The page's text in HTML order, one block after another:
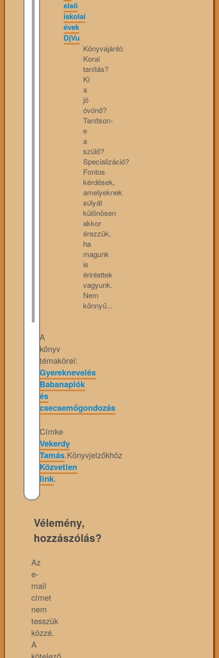
első
iskolai
évek
DjVu
Könyvajánló:
Korai
tanítás?
Ki
a
jó
óvónő?
Tanítson-
e
a
szülő?
Specializáció?
Fontos
kérdések,
amelyeknek
súlyát
különösen
akkor
érezzük,
ha
magunk
is
érintettek
vagyunk.
Nem
könnyű...
A
könyv
témakörei:
Gyereknevelés
Babanaplók
és
csecsemőgondozás
Címke
Vekerdy
Tamás.Könyvjelzőkhöz
Közvetlen
link.
Vélemény,
hozzászólás?
Az
e-
mail
címet
nem
tesszük
közzé.
A